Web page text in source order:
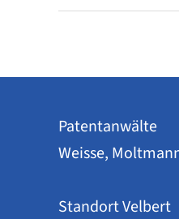
–
Patentanwälte
Weisse,
Standort Velbert